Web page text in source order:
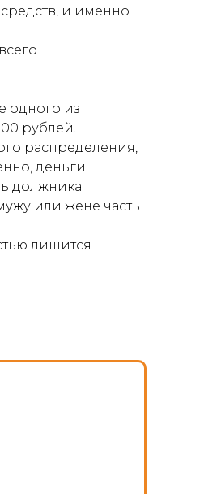
и именно
одного из
рублей.
распределения,
деньги
должника
или жене часть
лишится